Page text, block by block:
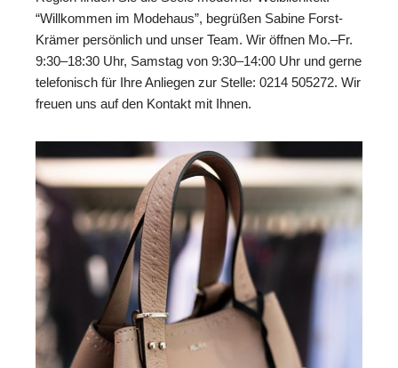
“Willkommen im Modehaus”, begrüßen Sabine Forst-
Krämer persönlich und unser Team. Wir öffnen Mo.–Fr.
9:30–18:30 Uhr, Samstag von 9:30–14:00 Uhr und gerne
telefonisch für Ihre Anliegen zur Stelle: 0214 505272. Wir
freuen uns auf den Kontakt mit Ihnen.